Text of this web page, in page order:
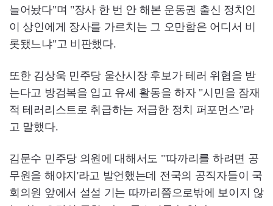
늘어놨다"며 "장사 한 번 안 해본 운동권 출신 정치인
이 상인에게 장사를 가르치는 그 오만함은 어디서 비
롯됐느냐"고 비판했다.
또한 김상욱 민주당 울산시장 후보가 테러 위협을 받
는다고 방검복을 입고 유세 활동을 하자 "시민을 잠재
적 테러리스트로 취급하는 저급한 정치 퍼포먼스"라
고 말했다.
김문수 민주당 의원에 대해서도 "'따까리를 하려면 공
무원을 해야지'라고 발언했는데 전국의 공직자들이 국
회의원 앞에서 설설 기는 따까리쯤으로밖에 보이지 않